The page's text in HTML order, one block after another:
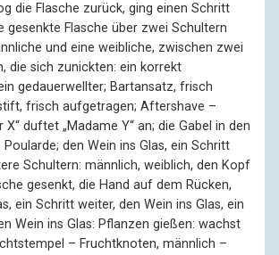
die Flasche zurück, ging einen Schritt
gesenkte Flasche über zwei Schultern
und eine weibliche, zwischen zwei
die sich zunickten: ein korrekt
gedauerwellter; Bartansatz, frisch
frisch aufgetragen; Aftershave –
X“ duftet „Madame Y“ an; die Gabel in den
den Wein ins Glas, ein Schritt
Schultern: männlich, weiblich, den Kopf
gesenkt, die Hand auf dem Rücken,
ein Schritt weiter, den Wein ins Glas, ein
Wein ins Glas: Pflanzen gießen: wachst
– Fruchtknoten, männlich –